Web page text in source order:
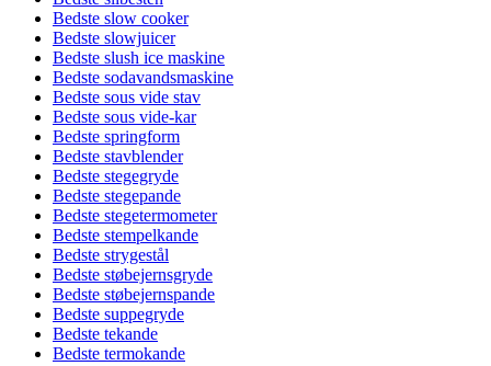
Bedste slow cooker
Bedste slowjuicer
Bedste slush ice maskine
Bedste sodavandsmaskine
Bedste sous vide stav
Bedste sous vide-kar
Bedste springform
Bedste stavblender
Bedste stegegryde
Bedste stegepande
Bedste stegetermometer
Bedste stempelkande
Bedste strygestål
Bedste støbejernsgryde
Bedste støbejernspande
Bedste suppegryde
Bedste tekande
Bedste termokande